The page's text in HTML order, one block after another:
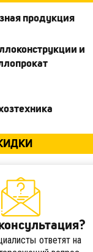
продукция
и
ответят на